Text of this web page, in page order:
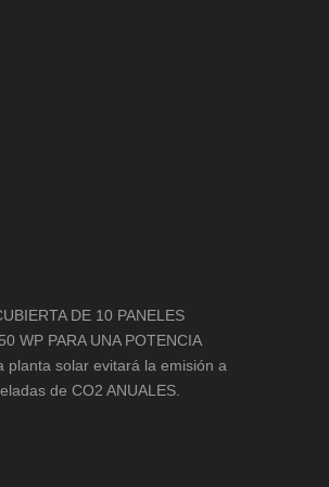
DE 10 PANELES
WP PARA UNA POTENCIA
planta solar evitará la emisión a
de CO2 ANUALES.